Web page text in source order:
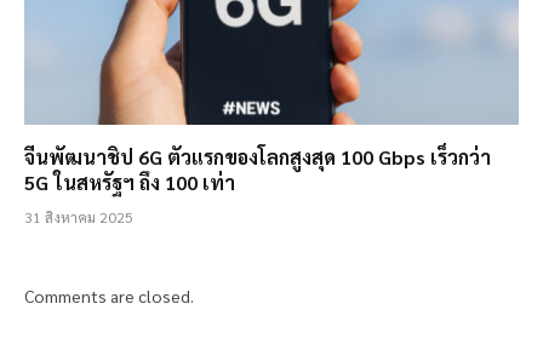
จีนพัฒนาชิป 6G ตัวแรกของโลกสูงสุด 100 Gbps เร็วกว่า
5G ในสหรัฐฯ ถึง 100 เท่า
31 สิงหาคม 2025
Comments are closed.